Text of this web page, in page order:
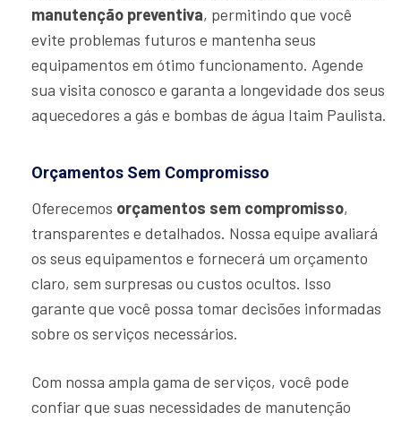
manutenção preventiva, permitindo que você
evite problemas futuros e mantenha seus
equipamentos em ótimo funcionamento. Agende
sua visita conosco e garanta a longevidade dos seus
aquecedores a gás e bombas de água Itaim Paulista.
Orçamentos Sem Compromisso
Oferecemos orçamentos sem compromisso,
transparentes e detalhados. Nossa equipe avaliará
os seus equipamentos e fornecerá um orçamento
claro, sem surpresas ou custos ocultos. Isso
garante que você possa tomar decisões informadas
sobre os serviços necessários.
Com nossa ampla gama de serviços, você pode
confiar que suas necessidades de manutenção